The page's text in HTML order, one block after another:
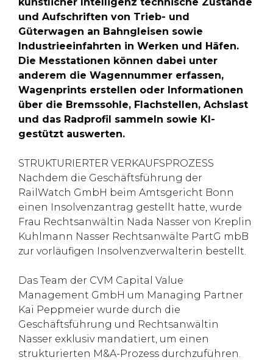
und Aufschriften von Trieb- und
Güterwagen an Bahngleisen sowie
Industrieeinfahrten in Werken und Häfen.
Die Messtationen können dabei unter
anderem die Wagennummer erfassen,
Wagenprints erstellen oder Informationen
über die Bremssohle, Flachstellen, Achslast
und das Radprofil sammeln sowie KI-
gestützt auswerten.
STRUKTURIERTER VERKAUFSPROZESS
Nachdem die Geschäftsführung der
RailWatch GmbH beim Amtsgericht Bonn
einen Insolvenzantrag gestellt hatte, wurde
Frau Rechtsanwältin Nada Nasser von Kreplin
Kuhlmann Nasser Rechtsanwälte PartG mbB
zur vorläufigen Insolvenzverwalterin bestellt.
Das Team der CVM Capital Value
Management GmbH um Managing Partner
Kai Peppmeier wurde durch die
Geschäftsführung und Rechtsanwältin
Nasser exklusiv mandatiert, um einen
strukturierten M&A-Prozess durchzuführen.